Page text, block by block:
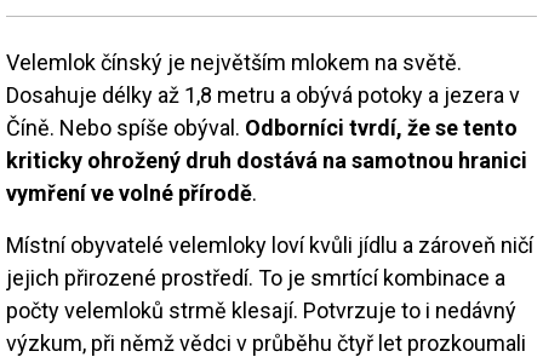
Velemlok čínský je největším mlokem na světě.
Dosahuje délky až 1,8 metru a obývá potoky a jezera v
Číně. Nebo spíše obýval. Odborníci tvrdí, že se tento
kriticky ohrožený druh dostává na samotnou hranici
vymření ve volné přírodě.
Místní obyvatelé velemloky loví kvůli jídlu a zároveň ničí
jejich přirozené prostředí. To je smrtící kombinace a
počty velemloků strmě klesají. Potvrzuje to i nedávný
výzkum, při němž vědci v průběhu čtyř let prozkoumali